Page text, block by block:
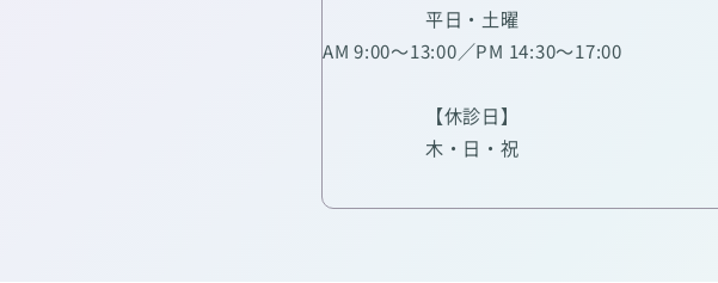
平日・土曜
AM 9:00～13:00／PM 14:30～17:00
【休診日】
木・日・祝